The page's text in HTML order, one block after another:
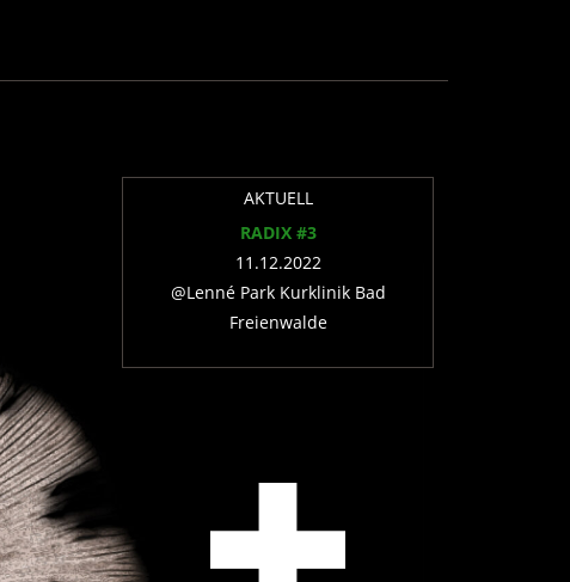
AKTUELL
RADIX #3
11.12.2022
@Lenné Park Kurklinik Bad
Freienwalde